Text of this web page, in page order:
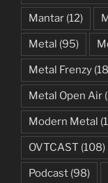
Mantar (12)
Metal (95)
Metal Frenzy
Metal Open Air
Modern Metal
OVTCAST (108)
Podcast (98)